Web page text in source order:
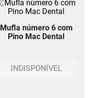
Mufla número 6 com
Pino Mac Dental
INDISPONÍVEL